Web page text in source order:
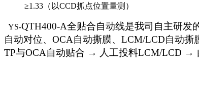
≥1.33（以CCD抓点位置量测）
YS-QTH400-A全贴合自动线是我司自主研发
自动对位、OCA自动撕膜、LCM/LCD自动
TP与OCA自动贴合 → 人工投料LCM/LCD →